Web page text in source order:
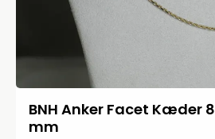
BNH Anker Facet Kæder
mm